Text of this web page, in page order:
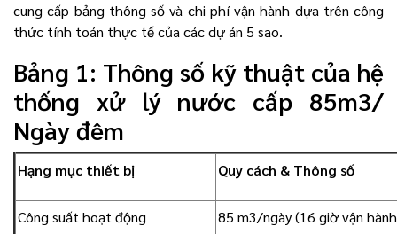
cung cấp bảng thông số và chi phí vận hành dựa trên công
thức tính toán thực tế của các dự án 5 sao.
Bảng 1: Thông số kỹ thuật của hệ
thống xử lý nước cấp 85m3/
Ngày đêm
Hạng mục thiết bị Quy cách & Thông số
Công suất hoạt động 85 m3/ngày (16 giờ vận